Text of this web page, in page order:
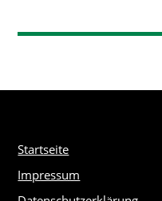
Startseite
Impressum